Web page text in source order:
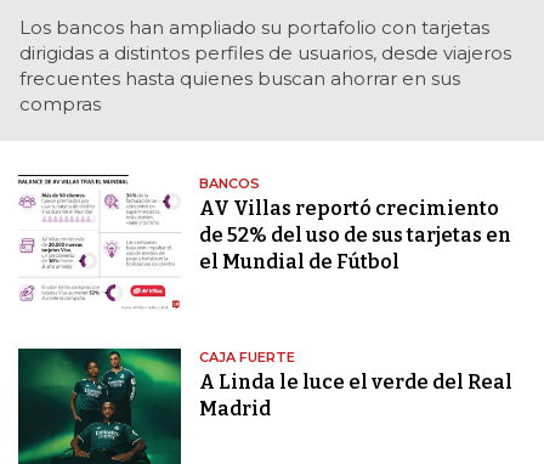
Los bancos han ampliado su portafolio con tarjetas
dirigidas a distintos perfiles de usuarios, desde viajeros
frecuentes hasta quienes buscan ahorrar en sus
compras
BANCOS
AV Villas reportó crecimiento
de 52% del uso de sus tarjetas en
el Mundial de Fútbol
CAJA FUERTE
A Linda le luce el verde del Real
Madrid